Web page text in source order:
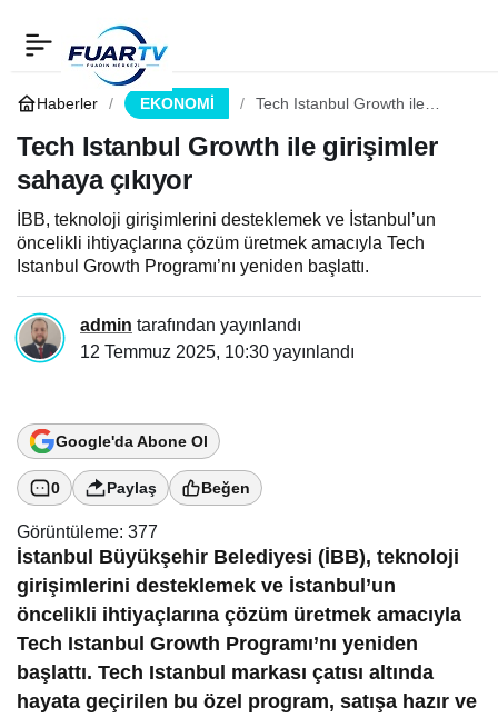
Haberler EKONOMİ
Tech Istanbul Growth ile
Tech Istanbul Growth ile girişimler
sahaya çıkıyor
İBB, teknoloji girişimlerini desteklemek ve İstanbul’un
öncelikli ihtiyaçlarına çözüm üretmek amacıyla Tech
Istanbul Growth Programı’nı yeniden başlattı.
admin tarafından yayınlandı
12 Temmuz 2025, 10:30 yayınlandı
Google'da Abone Ol
0 Paylaş Beğen
Görüntüleme: 377
İstanbul Büyükşehir Belediyesi (İBB), teknoloji
girişimlerini desteklemek ve İstanbul’un
öncelikli ihtiyaçlarına çözüm üretmek amacıyla
Tech Istanbul Growth Programı’nı yeniden
başlattı. Tech Istanbul markası çatısı altında
hayata geçirilen bu özel program, satışa hazır ve
Tech Istanbul Growth ile
girişimler sahaya çıkıyor